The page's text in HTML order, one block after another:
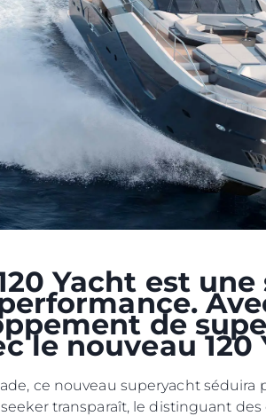
Yacht est
de
le nouveau 120
ce nouveau superyacht
transparaît, le distinguant
Droits
POLITIQUE DE
CONFIDENTIALITÉ
LA CHARTE SUR
L'ESCLAVAGE
TERMES ET
POLITIQUE DE